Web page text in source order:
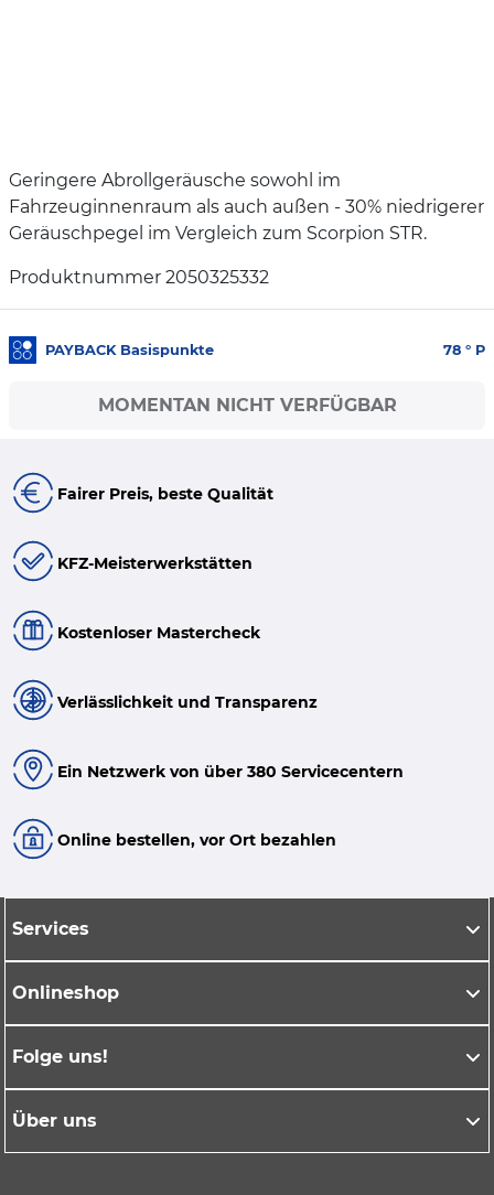
Geringere Abrollgeräusche sowohl im
Fahrzeuginnenraum als auch außen - 30% niedrigerer
Geräuschpegel im Vergleich zum Scorpion STR.
Produktnummer 2050325332
PAYBACK Basispunkte 78 ° P
MOMENTAN NICHT VERFÜGBAR
Fairer Preis, beste Qualität
KFZ-Meisterwerkstätten
Kostenloser Mastercheck
Verlässlichkeit und Transparenz
Ein Netzwerk von über 380 Servicecentern
Online bestellen, vor Ort bezahlen
Services
Onlineshop
Folge uns!
Über uns